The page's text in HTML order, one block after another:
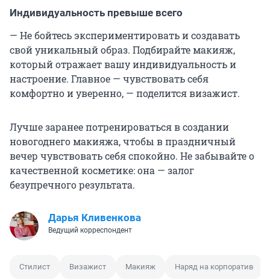
Индивидуальность превыше всего
— Не бойтесь экспериментировать и создавать
свой уникальный образ. Подбирайте макияж,
который отражает вашу индивидуальность и
настроение. Главное — чувствовать себя
комфортно и уверенно, — поделится визажист.
Лучше заранее потренироваться в создании
новогоднего макияжа, чтобы в праздничный
вечер чувствовать себя спокойно. Не забывайте о
качественной косметике: она — залог
безупречного результата.
Дарья Кливенкова
Ведущий корреспондент
Стилист Визажист Макияж Наряд на корпоратив